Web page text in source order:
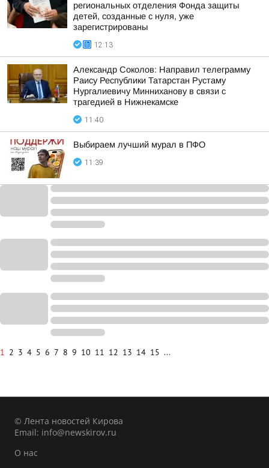
региональных отделения Фонда защиты
детей, созданные с нуля, уже
зарегистрированы
12:13
Александр Соколов: Направил телеграмму
Раису Республики Татарстан Рустаму
Нургалиевичу Минниханову в связи с
трагедией в Нижнекамске
11:40
Выбираем лучший мурал в ПФО
11:39
1 2 3 4 5 6 7 8 9 10 11 12 13 14 15 ...
© Лента новостей Кирова
Email: info@newskirov.ru
О нас